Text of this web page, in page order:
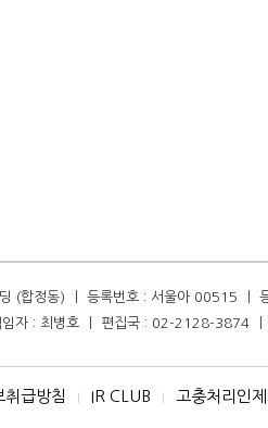
(합정동) ㅣ 등록번호 : 서울아 00515 ㅣ
임자 : 최병호 ㅣ 편집국 : 02-2128-3874
취급방침 I IR CLUB I 고충처리인